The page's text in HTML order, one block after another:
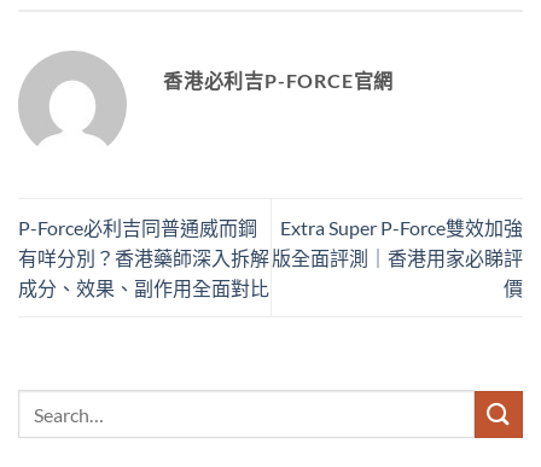
香港必利吉P-FORCE官網
P-Force必利吉同普通威而鋼
有咩分別？香港藥師深入拆解
成分、效果、副作用全面對比
Extra Super P-Force雙效加強
版全面評測｜香港用家必睇評
價